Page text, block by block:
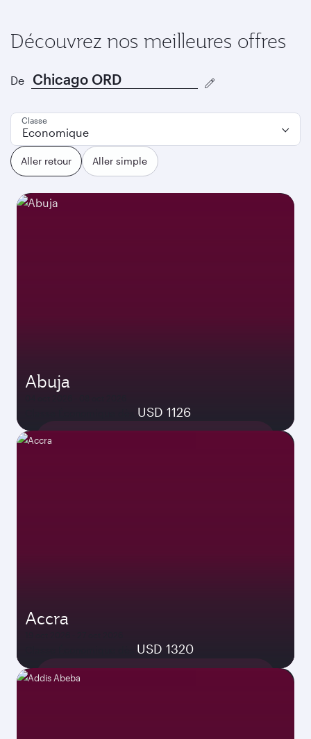
Découvrez nos meilleures offres
De
Aller retour Aller simple
Classe
Economique
Abuja
USD 1126
Accra
Classe Économique dès USD 1320